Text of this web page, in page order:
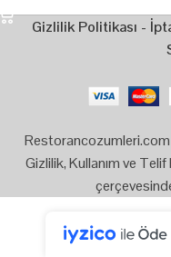
Gizlilik Politikası -
Gizlilik, Kullanım ve